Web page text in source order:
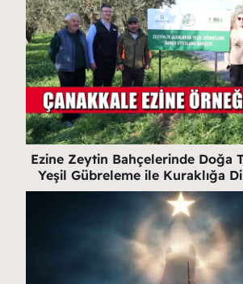
Ezine Zeytin Bahçelerinde Doğa
Yeşil Gübreleme ile Kuraklığa